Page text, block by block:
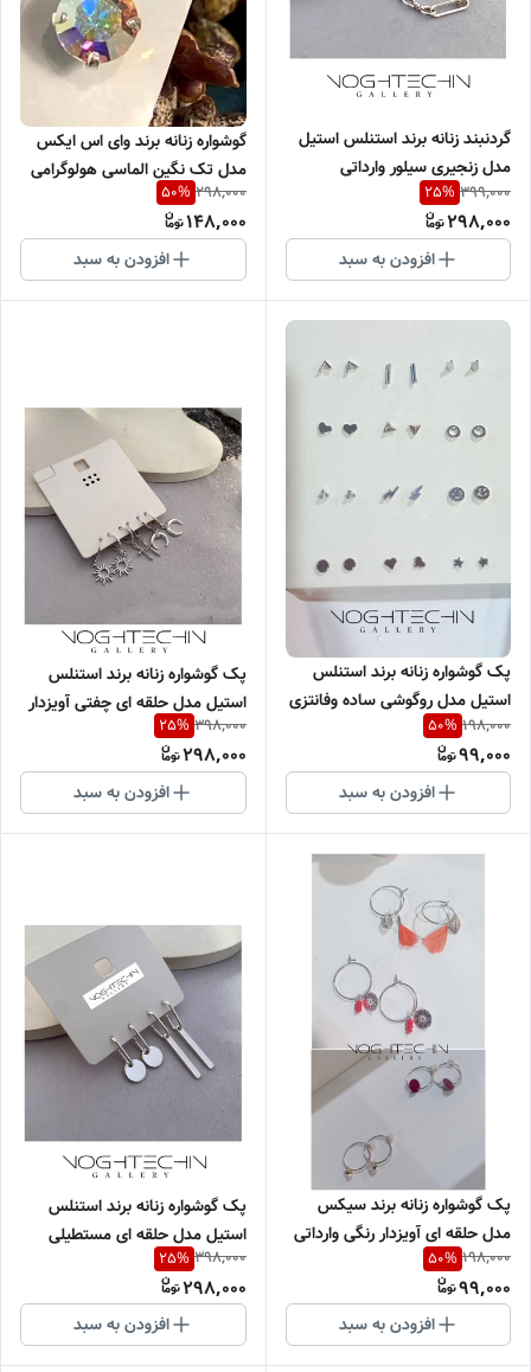
گردنبند زنانه برند استنلس استیل
مدل زنجیری سیلور وارداتی
399,000
25%
298,000
افزودن به سبد
گوشواره زنانه برند وای اس ایکس
مدل تک نگین الماسی هولوگرامی
هفت رنگ وارداتی
298,000
50%
148,000
افزودن به سبد
پک گوشواره زنانه برند استنلس
استیل مدل روگوشی ساده وفانتزی
سیلور وارداتی
198,000
50%
99,000
افزودن به سبد
پک گوشواره زنانه برند استنلس
استیل مدل حلقه ای چفتی آویزدار
کوچک سیلور وارداتی
398,000
25%
298,000
افزودن به سبد
پک گوشواره زنانه برند سیکس
مدل حلقه ای آویزدار رنگی وارداتی
198,000
50%
99,000
افزودن به سبد
پک گوشواره زنانه برند استنلس
استیل مدل حلقه ای مستطیلی
آویزی مینیمال سیلور وارداتی
398,000
25%
298,000
افزودن به سبد